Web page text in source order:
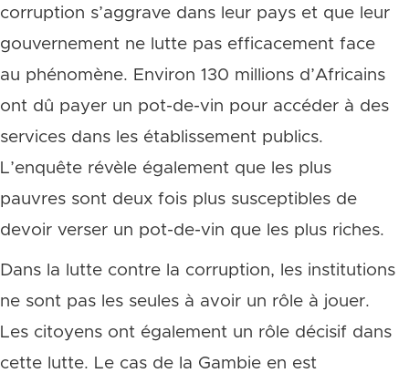
corruption s’aggrave dans leur pays et que leur
gouvernement ne lutte pas efficacement face
au phénomène. Environ 130 millions d’Africains
ont dû payer un pot-de-vin pour accéder à des
services dans les établissement publics.
L’enquête révèle également que les plus
pauvres sont deux fois plus susceptibles de
devoir verser un pot-de-vin que les plus riches.
Dans la lutte contre la corruption, les institutions
ne sont pas les seules à avoir un rôle à jouer.
Les citoyens ont également un rôle décisif dans
cette lutte. Le cas de la Gambie en est